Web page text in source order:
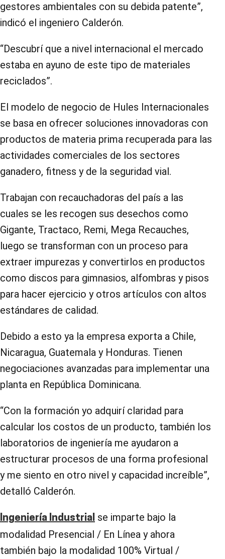
gestores ambientales con su debida patente”,
indicó el ingeniero Calderón.
“Descubrí que a nivel internacional el mercado
estaba en ayuno de este tipo de materiales
reciclados”.
El modelo de negocio de Hules Internacionales
se basa en ofrecer soluciones innovadoras con
productos de materia prima recuperada para las
actividades comerciales de los sectores
ganadero, fitness y de la seguridad vial.
Trabajan con recauchadoras del país a las
cuales se les recogen sus desechos como
Gigante, Tractaco, Remi, Mega Recauches,
luego se transforman con un proceso para
extraer impurezas y convertirlos en productos
como discos para gimnasios, alfombras y pisos
para hacer ejercicio y otros artículos con altos
estándares de calidad.
Debido a esto ya la empresa exporta a Chile,
Nicaragua, Guatemala y Honduras. Tienen
negociaciones avanzadas para implementar una
planta en República Dominicana.
“Con la formación yo adquirí claridad para
calcular los costos de un producto, también los
laboratorios de ingeniería me ayudaron a
estructurar procesos de una forma profesional
y me siento en otro nivel y capacidad increíble”,
detalló Calderón.
Ingeniería Industrial se imparte bajo la
modalidad Presencial / En Línea y ahora
también bajo la modalidad 100% Virtual /